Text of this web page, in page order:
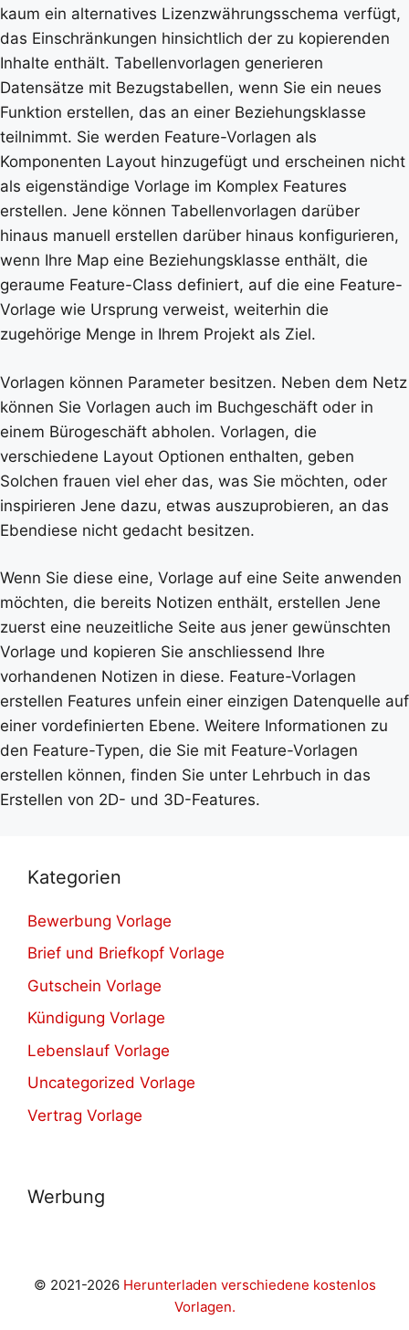
kaum ein alternatives Lizenzwährungsschema verfügt,
das Einschränkungen hinsichtlich der zu kopierenden
Inhalte enthält. Tabellenvorlagen generieren
Datensätze mit Bezugstabellen, wenn Sie ein neues
Funktion erstellen, das an einer Beziehungsklasse
teilnimmt. Sie werden Feature-Vorlagen als
Komponenten Layout hinzugefügt und erscheinen nicht
als eigenständige Vorlage im Komplex Features
erstellen. Jene können Tabellenvorlagen darüber
hinaus manuell erstellen darüber hinaus konfigurieren,
wenn Ihre Map eine Beziehungsklasse enthält, die
geraume Feature-Class definiert, auf die eine Feature-
Vorlage wie Ursprung verweist, weiterhin die
zugehörige Menge in Ihrem Projekt als Ziel.
Vorlagen können Parameter besitzen. Neben dem Netz
können Sie Vorlagen auch im Buchgeschäft oder in
einem Bürogeschäft abholen. Vorlagen, die
verschiedene Layout Optionen enthalten, geben
Solchen frauen viel eher das, was Sie möchten, oder
inspirieren Jene dazu, etwas auszuprobieren, an das
Ebendiese nicht gedacht besitzen.
Wenn Sie diese eine, Vorlage auf eine Seite anwenden
möchten, die bereits Notizen enthält, erstellen Jene
zuerst eine neuzeitliche Seite aus jener gewünschten
Vorlage und kopieren Sie anschliessend Ihre
vorhandenen Notizen in diese. Feature-Vorlagen
erstellen Features unfein einer einzigen Datenquelle auf
einer vordefinierten Ebene. Weitere Informationen zu
den Feature-Typen, die Sie mit Feature-Vorlagen
erstellen können, finden Sie unter Lehrbuch in das
Erstellen von 2D- und 3D-Features.
Kategorien
Bewerbung Vorlage
Brief und Briefkopf Vorlage
Gutschein Vorlage
Kündigung Vorlage
Lebenslauf Vorlage
Uncategorized Vorlage
Vertrag Vorlage
Werbung
© 2021-2026 Herunterladen verschiedene kostenlos
Vorlagen.